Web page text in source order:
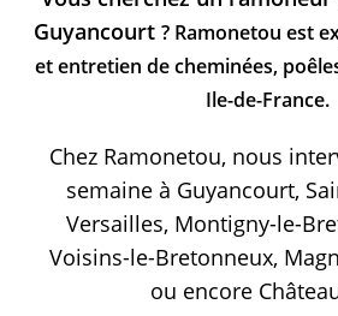
Guyancourt ? Ramonetou est
et entretien de cheminées,
Ile-de-France.
Chez Ramonetou, nous
semaine à Guyancourt,
Versailles, Montigny-le-
Voisins-le-Bretonneux,
ou encore